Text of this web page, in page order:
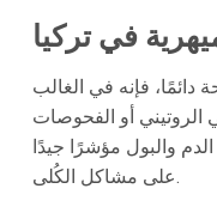
في تركيا
فإنه في الغالب
أو الفحوصات
والبول مؤشرًا جيدًا
على مشاكل الكُلى.